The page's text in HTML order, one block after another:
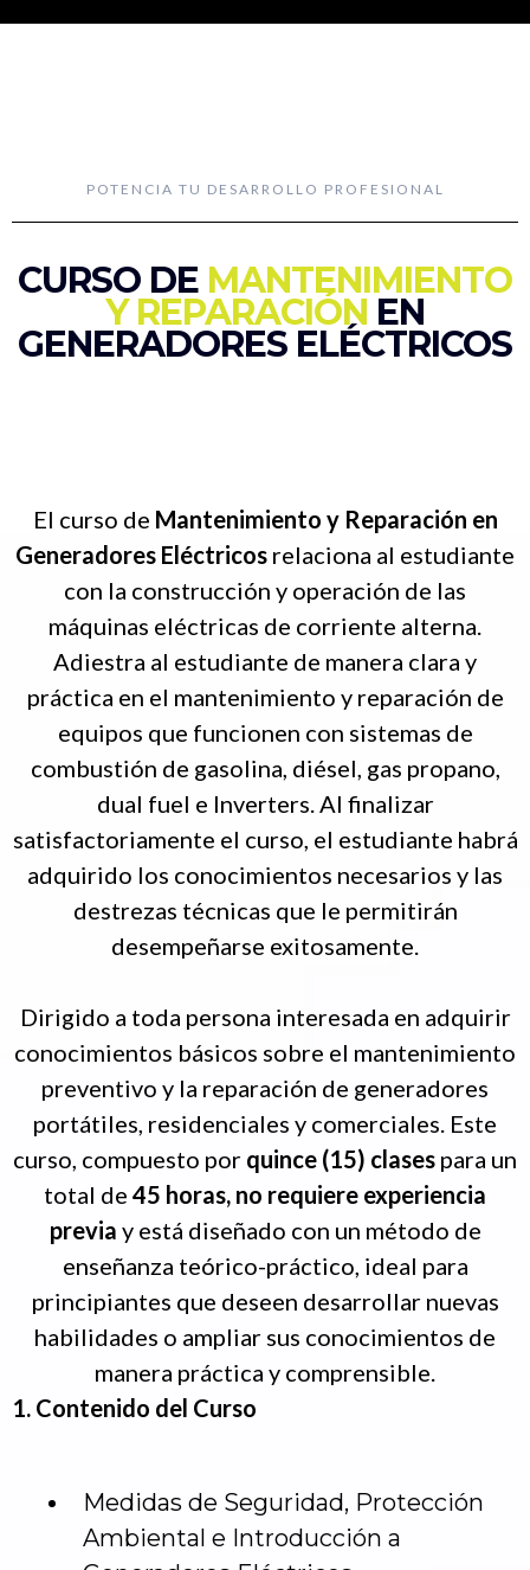
POTENCIA TU DESARROLLO PROFESIONAL
CURSO DE MANTENIMIENTO
Y REPARACIÓN EN
GENERADORES ELÉCTRICOS
El curso de Mantenimiento y Reparación en
Generadores Eléctricos relaciona al estudiante
con la construcción y operación de las
máquinas eléctricas de corriente alterna.
Adiestra al estudiante de manera clara y
práctica en el mantenimiento y reparación de
equipos que funcionen con sistemas de
combustión de gasolina, diésel, gas propano,
dual fuel e Inverters. Al finalizar
satisfactoriamente el curso, el estudiante habrá
adquirido los conocimientos necesarios y las
destrezas técnicas que le permitirán
desempeñarse exitosamente.
Dirigido a toda persona interesada en adquirir
conocimientos básicos sobre el mantenimiento
preventivo y la reparación de generadores
portátiles, residenciales y comerciales. Este
curso, compuesto por quince (15) clases para un
total de 45 horas, no requiere experiencia
previa y está diseñado con un método de
enseñanza teórico-práctico, ideal para
principiantes que deseen desarrollar nuevas
habilidades o ampliar sus conocimientos de
manera práctica y comprensible.
1. Contenido del Curso
Medidas de Seguridad, Protección
Ambiental e Introducción a